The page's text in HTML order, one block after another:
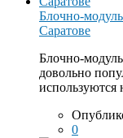
Блочно-
Саратове
Блочно-
довольно
используются
0